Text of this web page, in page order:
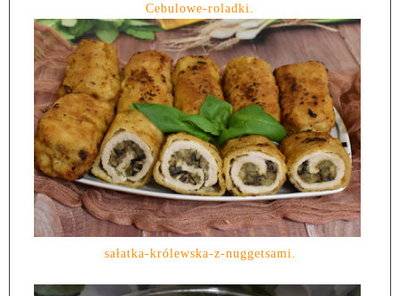
Cebulowe-roladki.
sałatka-królewska-z-nuggetsami.